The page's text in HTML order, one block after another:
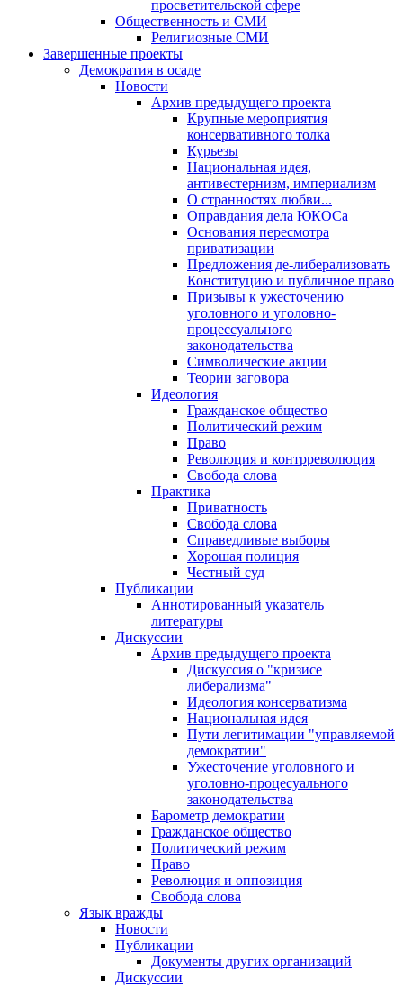
просветительской сфере
Общественность и СМИ
Религиозные СМИ
Завершенные проекты
Демократия в осаде
Новости
Архив предыдущего проекта
Крупные мероприятия
консервативного толка
Курьезы
Национальная идея,
антивестернизм, империализм
О странностях любви...
Оправдания дела ЮКОСа
Основания пересмотра
приватизации
Предложения де-либерализовать
Конституцию и публичное право
Призывы к ужесточению
уголовного и уголовно-
процессуального
законодательства
Символические акции
Теории заговора
Идеология
Гражданское общество
Политический режим
Право
Революция и контрреволюция
Свобода слова
Практика
Приватность
Свобода слова
Справедливые выборы
Хорошая полиция
Честный суд
Публикации
Аннотированный указатель
литературы
Дискуссии
Архив предыдущего проекта
Дискуссия о "кризисе
либерализма"
Идеология консерватизма
Национальная идея
Пути легитимации "управляемой
демократии"
Ужесточение уголовного и
уголовно-процесуального
законодательства
Барометр демократии
Гражданское общество
Политический режим
Право
Революция и оппозиция
Свобода слова
Язык вражды
Новости
Публикации
Документы других организаций
Дискуссии